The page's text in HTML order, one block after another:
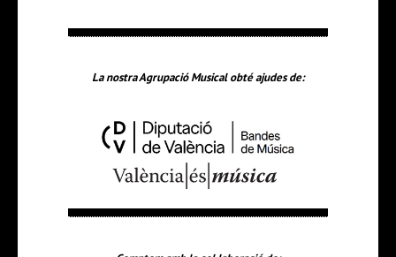
La nostra Agrupació Musical obté ajudes de: